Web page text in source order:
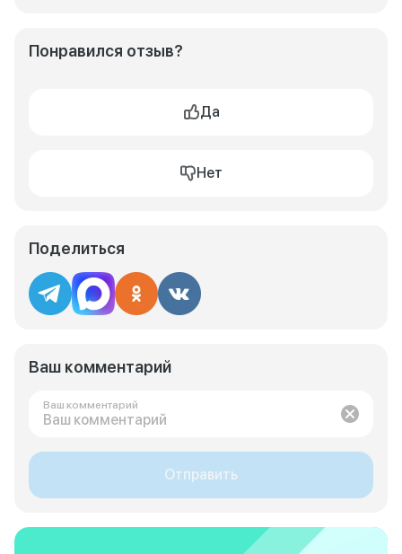
Понравился отзыв?
Да
Нет
Поделиться
Ваш комментарий
Ваш комментарий
Отправить